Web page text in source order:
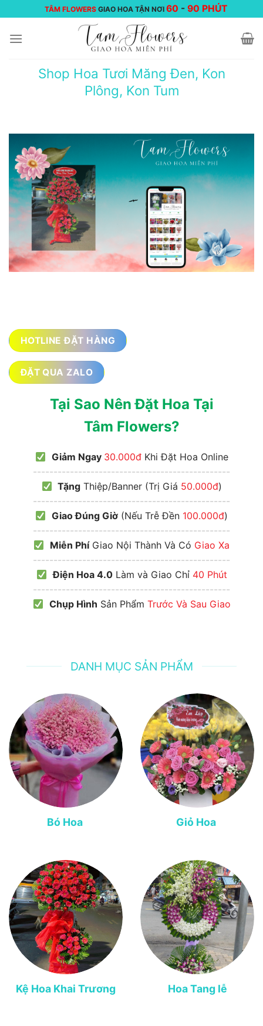
đến
nội
TÂM FLOWERS GIAO HOA TẬN NƠI 60 -90 PHÚT
Shop Hoa Tươi Măng Đen, Kon
Plông, Kon Tum
HOTLINE ĐẶT HÀNG
ĐẶT QUA ZALO
Tại Sao Nên Đặt Hoa Tại
Tâm Flowers?
Giảm Ngay 30.000đKhi Đặt Hoa Online
------------------------------------------------
TặngThiệp/Banner (Trị Giá 50.000đ)
------------------------------------------------
Giao Đúng Giờ (Nếu Trễ Đền 100.000đ)
------------------------------------------------
Miễn PhíGiao Nội Thành Và Có Giao Xa
------------------------------------------------
Điện Hoa 4.0Làm và Giao Chỉ 40 Phút
------------------------------------------------
Chụp Hình Sản Phẩm Trước Và Sau Giao
DANH MỤC SẢN PHẨM
Bó Hoa Giỏ Hoa
Kệ Hoa Khai Trương Hoa Tang lễ